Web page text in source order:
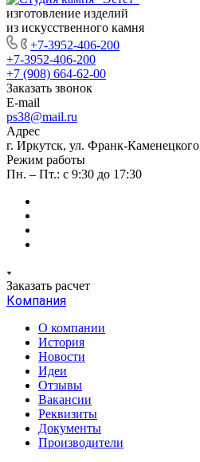
изготовление изделий
из искусственного камня
+7-3952-406-200
+7-3952-406-200
+7 (908) 664-62-00
Заказать звонок
E-mail
ps38@mail.ru
Адрес
г. Иркутск, ул. Франк-
Режим работы
Пн. – Пт.: с 9:30 до 17:30
Заказать расчет
Компания
О компании
История
Новости
Идеи
Отзывы
Вакансии
Реквизиты
Документы
Производители